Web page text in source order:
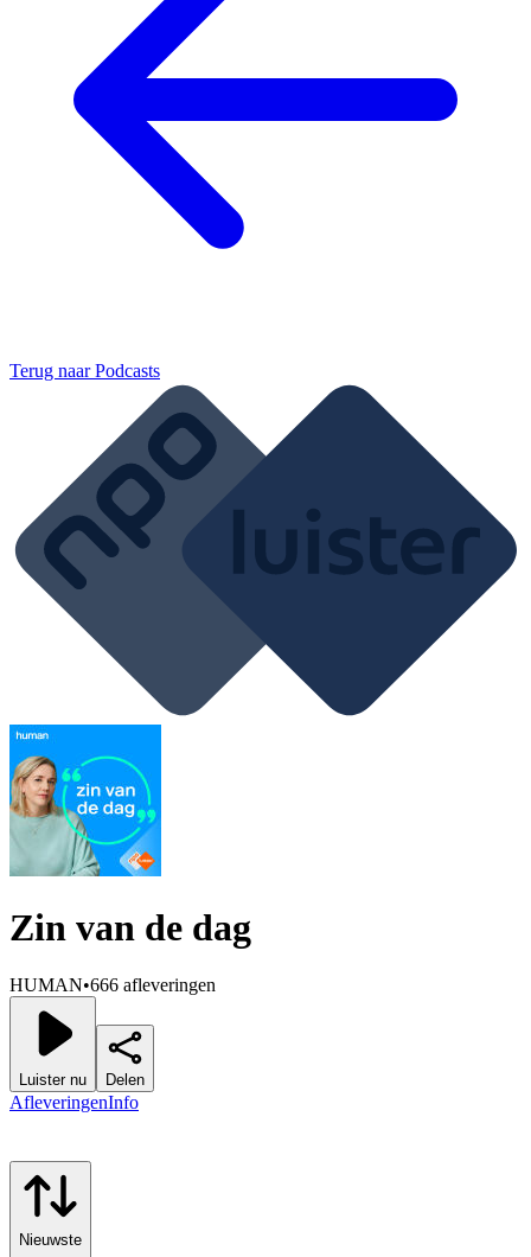
Terug naarPodcasts
Zin van de dag
HUMAN•666 afleveringen
Luister nu Delen
AfleveringenInfo
Nieuwste